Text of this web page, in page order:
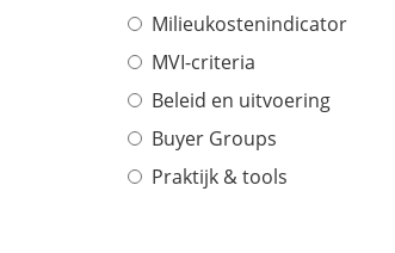
Milieukostenindicator
MVI-criteria
Beleid en uitvoering
Buyer Groups
Praktijk & tools